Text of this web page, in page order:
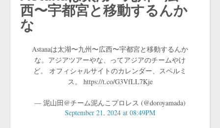
西〜宇都宮と移動するんか
な
Astanaは太湖〜九州〜広西〜宇都宮と移動するんか
な。アジアツアーやな、ってアジアのチームやけ
ど。 オフィシャルサイトのカレンダー、スペルミ
ス。 https://t.co/G3VfLL7Kje
— 泥山田@チーム泥んこプロレス (@doroyamada)
September 21, 2024 at 08:49PM